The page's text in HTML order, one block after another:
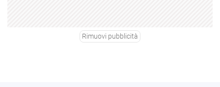
Rimuovi pubblicità